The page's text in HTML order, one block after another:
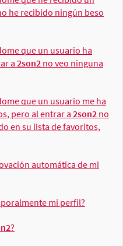
he recibido ningún beso
que un usuario ha
a 2son2 no veo ninguna
que un usuario me ha
pero al entrar a 2son2 no
en su lista de favoritos,
automática de mi
mi perfil?
?